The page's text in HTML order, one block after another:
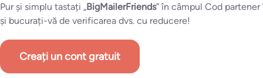
Pur și simplu tastați „BigMailerFriends” în câmpul Cod
și bucurați-vă de verificarea dvs. cu reducere!
Creați un cont gratuit